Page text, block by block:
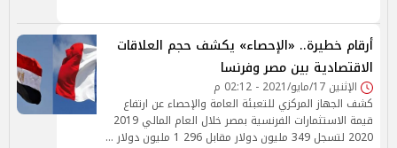
أرقام خطيرة.. «الإحصاء» يكشف حجم العلاقات
الاقتصادية بين مصر وفرنسا
الإثنين 17/مايو/2021 - 02:12 م
كشف الجهاز المركزي للتعبئة العامة والإحصاء عن ارتفاع
قيمة الاستثمارات الفرنسية بمصر خلال العام المالي 2019
2020 لتسجل 349 مليون دولار مقابل 296 1 مليون دولار …